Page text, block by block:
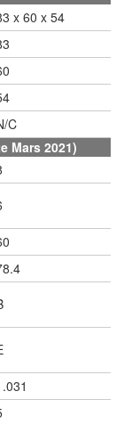
x 60 x 54
C
Mars 2021)